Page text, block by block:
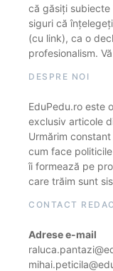
că găsiți subiecte
siguri că
(cu link), ca o
profesionalism.
DESPRE NOI
EduPedu.ro este
exclusiv articole
Urmărim
cum face
îi formează pe
care trăim sunt
CONTACT
Adrese e-mail